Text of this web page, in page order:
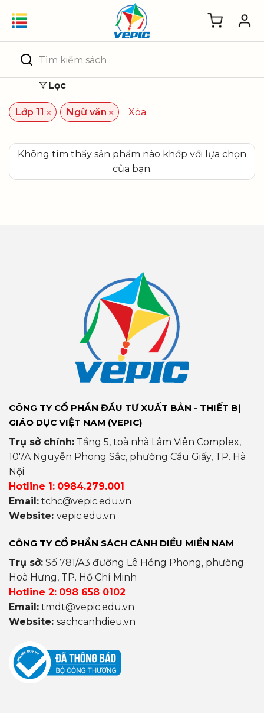
Tìm
kiếm:
Lọc
Lớp 11 × Ngữ văn × Xóa
Không tìm thấy sản phẩm nào khớp với lựa chọn
của bạn.
CÔNG TY CỔ PHẦN ĐẦU TƯ XUẤT BẢN - THIẾT BỊ
GIÁO DỤC VIỆT NAM (VEPIC)
Trụ sở chính: Tầng 5, toà nhà Lâm Viên Complex,
107A Nguyễn Phong Sắc, phường Cầu Giấy, TP. Hà
Nội
Hotline 1: 0984.279.001
Email: tchc@vepic.edu.vn
Website: vepic.edu.vn
CÔNG TY CỔ PHẦN SÁCH CÁNH DIỀU MIỀN NAM
Trụ sở: Số 781/A3 đường Lê Hồng Phong, phường
Hoà Hưng, TP. Hồ Chí Minh
Hotline 2: 098 658 0102
Email: tmdt@vepic.edu.vn
Website: sachcanhdieu.vn